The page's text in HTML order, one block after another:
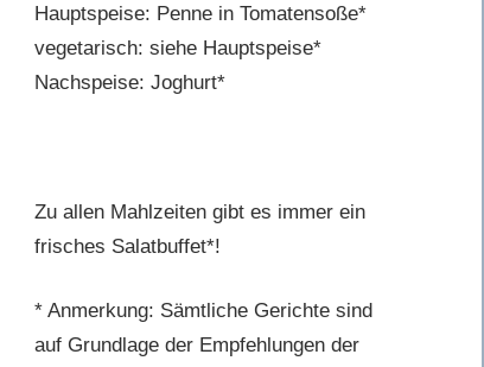
Hauptspeise: Penne in Tomatensoße*
vegetarisch: siehe Hauptspeise*
Nachspeise: Joghurt*
Zu allen Mahlzeiten gibt es immer ein
frisches Salatbuffet*!
* Anmerkung: Sämtliche Gerichte sind
auf Grundlage der Empfehlungen der